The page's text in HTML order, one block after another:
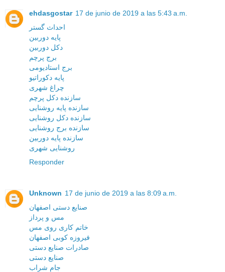
ehdasgostar 17 de junio de 2019 a las 5:43 a.m.
احداث گستر
پایه دوربین
دکل دوربین
برج پرچم
برج استادیومی
پایه دکوراتیو
چراغ شهری
سازنده دکل پرچم
سازنده پایه روشنایی
سازنده دکل روشنایی
سازنده برج روشنایی
سازنده پایه دوربین
روشنایی شهری
Responder
Unknown 17 de junio de 2019 a las 8:09 a.m.
صنایع دستی اصفهان
مس و پرداز
خاتم کاری روی مس
فیروزه کوبی اصفهان
صادرات صنایع دستی
صنایع دستی
جام شراب